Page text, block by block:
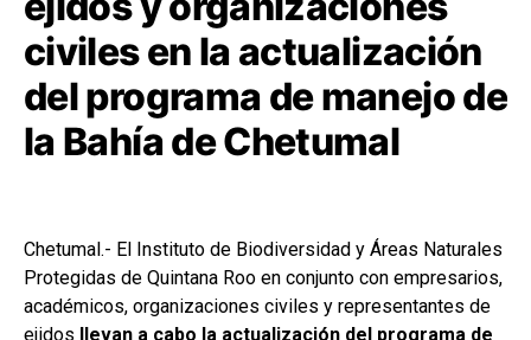
civiles en la actualización
del programa de manejo de
la Bahía de Chetumal
Chetumal.- El Instituto de Biodiversidad y Áreas Naturales
Protegidas de Quintana Roo en conjunto con empresarios,
académicos, organizaciones civiles y representantes de
ejidos llevan a cabo la actualización del programa de